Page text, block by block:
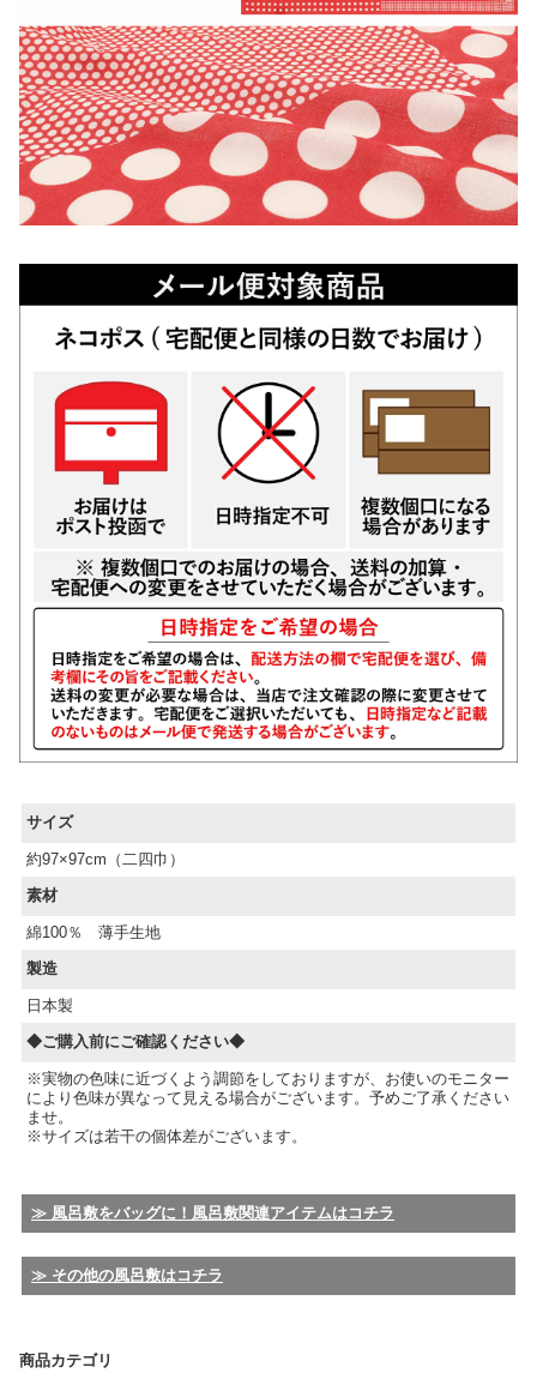
サイズ
約97×97cm（二四巾）
素材
綿100％ 薄手生地
製造
日本製
◆ご購入前にご確認ください◆
※実物の色味に近づくよう調節をしておりますが、お使いのモニター
により色味が異なって見える場合がございます。予めご了承ください
ませ。
※サイズは若干の個体差がございます。
≫ 風呂敷をバッグに！風呂敷関連アイテムはコチラ
≫ その他の風呂敷はコチラ
商品カテゴリ